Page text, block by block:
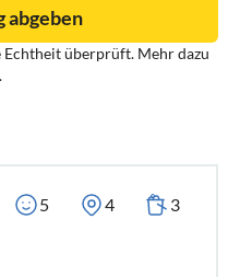
überprüft. Mehr dazu
.
abgeben
5 4 3